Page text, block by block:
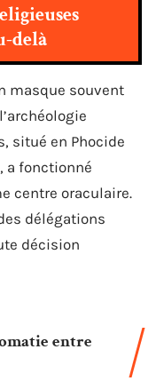
delà
masque souvent
situé en Phocide
a fonctionné
centre oraculaire.
délégations
décision
entre